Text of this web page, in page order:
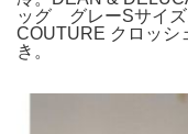
ッグ グレーSサイズ
COUTURE クロッシ
き。